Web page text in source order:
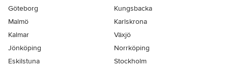
Göteborg
Kungsbacka
Malmö
Karlskrona
Kalmar
Växjö
Jönköping
Norrköping
Eskilstuna
Stockholm